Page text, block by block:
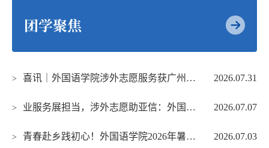
团学聚焦
2026.07.31
> 喜讯｜外国语学院涉外志愿服务获广州市总工会感谢信
2026.07.07
> 业服务展担当，涉外志愿助亚信：外国语学院护航首届亚信国家职工技能大赛
2026.07.03
> 青春赴乡践初心！外国语学院2026年暑期“三下乡”社会实践活动暨“百千万工程”突...